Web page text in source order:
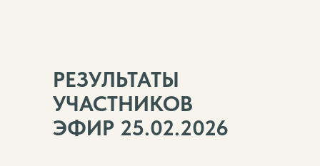
РЕЗУЛЬТАТЫ
УЧАСТНИКОВ
ЭФИР 25.02.2026